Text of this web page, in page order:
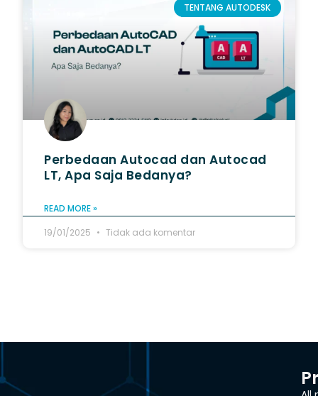
TENTANG AUTODESK
Perbedaan Autocad dan Autocad
LT​, Apa Saja Bedanya?
READ MORE »
19/01/2025
Tidak ada komentar